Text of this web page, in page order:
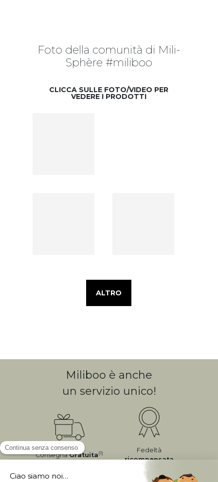
Foto della comunità di Mili-
Sphère #miliboo
CLICCA SULLE FOTO/VIDEO PER
VEDERE I PRODOTTI
ALTRO
Miliboo è anche
un servizio unico!
ConsegnaGratuita(1)
Fedeltà
ricompensata